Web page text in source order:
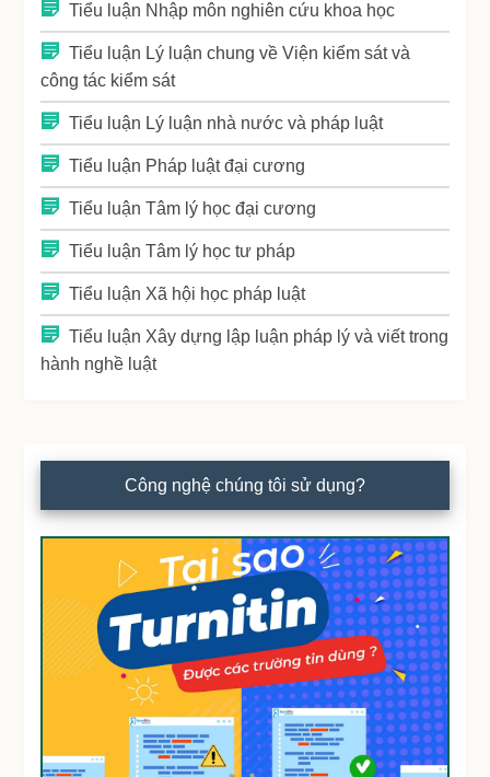
Tiểu luận Nhập môn nghiên cứu khoa học
Tiểu luận Lý luận chung về Viện kiểm sát và
công tác kiểm sát
Tiểu luận Lý luận nhà nước và pháp luật
Tiểu luận Pháp luật đại cương
Tiểu luận Tâm lý học đại cương
Tiểu luận Tâm lý học tư pháp
Tiểu luận Xã hội học pháp luật
Tiểu luận Xây dựng lập luận pháp lý và viết trong
hành nghề luật
Công nghệ chúng tôi sử dụng?